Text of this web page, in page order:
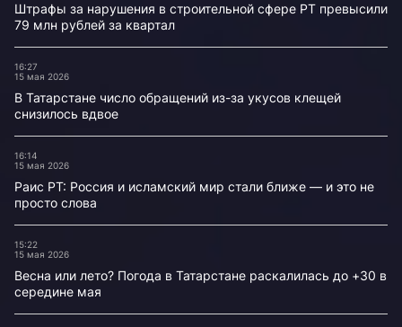
Штрафы за нарушения в строительной сфере РТ превысили
79 млн рублей за квартал
16:27
15 мая 2026
В Татарстане число обращений из-за укусов клещей
снизилось вдвое
16:14
15 мая 2026
Раис РТ: Россия и исламский мир стали ближе — и это не
просто слова
15:22
15 мая 2026
Весна или лето? Погода в Татарстане раскалилась до +30 в
середине мая